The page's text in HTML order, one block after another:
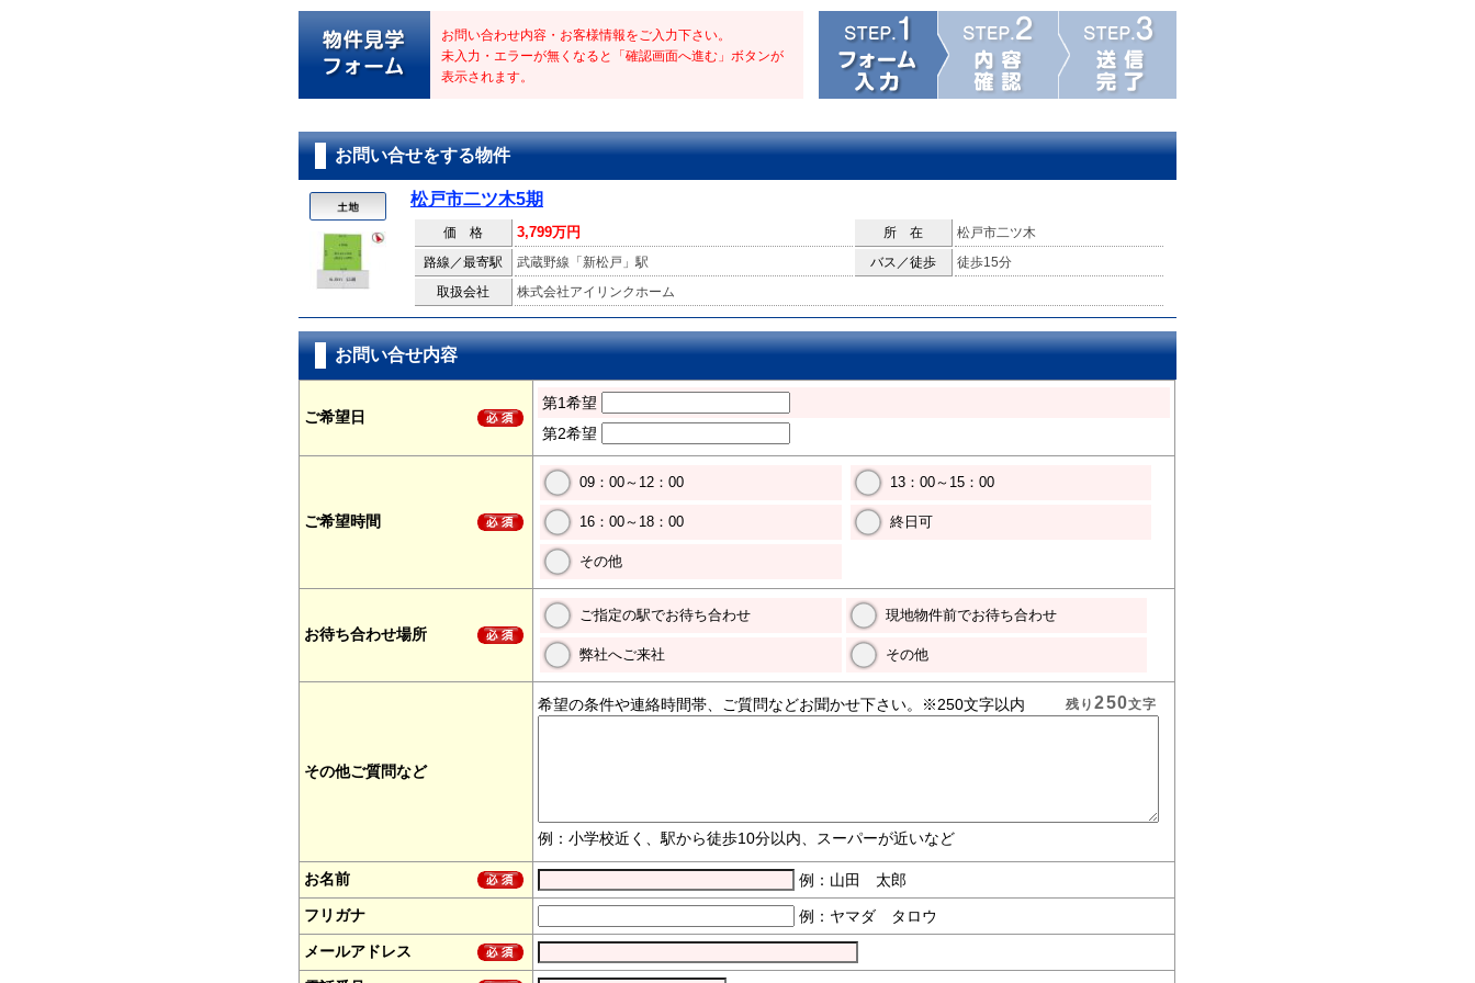
お問い合わせ内容・お客様情報をご入力下さい。
未入力・エラーが無くなると「確認画面へ進む」ボタンが
表示されます。
お問い合せをする物件
松戸市二ツ木5期
価 格 3,799万円 所 在
松戸市二ツ木
路線／最寄駅
武蔵野線「新松戸」駅 バス／徒歩
徒歩15分
取扱会社
株式会社アイリンクホーム
お問い合せ内容
ご希望日
第1希望
第2希望
ご希望時間
09：00～12：00 13：00～15：00
16：00～18：00 終日可
その他
お待ち合わせ場所
ご指定の駅でお待ち合わせ 現地物件前でお待ち合わせ
弊社へご来社 その他
その他ご質問など
希望の条件や連絡時間帯、ご質問などお聞かせ下さい。※250文字以内
例：小学校近く、駅から徒歩10分以内、スーパーが近いなど
残り250文字
お名前
例：山田 太郎
フリガナ
例：ヤマダ タロウ
メールアドレス